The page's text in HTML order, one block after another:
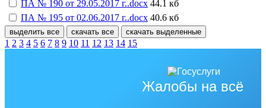
ПА № 190 от 29.05.2017 г..docx 44.1 кб
ПА № 195 от 02.06.2017 г..docx 40.6 кб
выделить все скачать все скачать выделенные
1 2 3 4 5 6 7 8 9 10 11 12 13 14 15
Жалобы на всё